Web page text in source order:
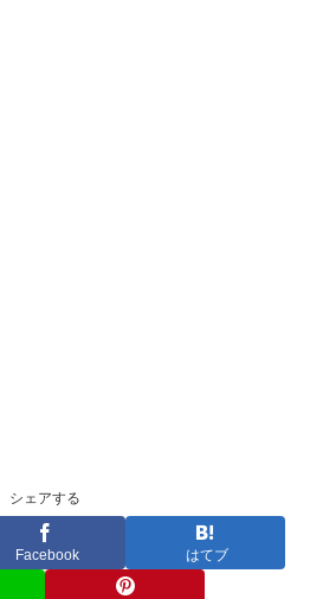
シェアする
Facebook はてブ